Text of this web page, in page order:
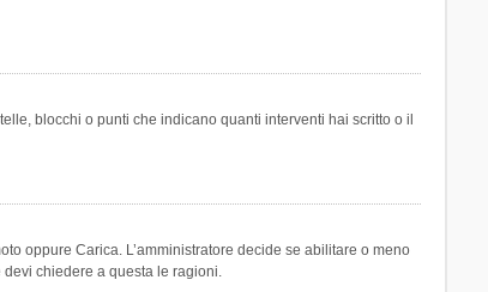
blocchi o punti che indicano quanti interventi hai scritto o il
oppure Carica. L’amministratore decide se abilitare o meno
chiedere a questa le ragioni.